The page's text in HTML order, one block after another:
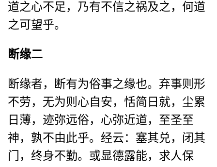
道之心不足，乃有不信之祸及之，何道
之可望乎。
断缘二
断缘者，断有为俗事之缘也。弃事则形
不劳，无为则心自安，恬简日就，尘累
日薄，迹弥远俗，心弥近道，至圣至
神，孰不由此乎。经云：塞其兑，闭其
门，终身不勤。或显德露能，求人保